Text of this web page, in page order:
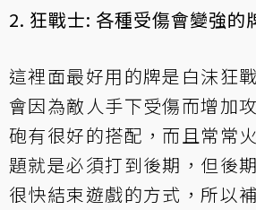
2. 狂戰士: 各種受傷會變強的
這裡面最好用的牌是白沫狂
會因為敵人手下受傷而增加
砲有很好的搭配，而且常常
題就是必須打到後期，但後
很快結束遊戲的方式，所以